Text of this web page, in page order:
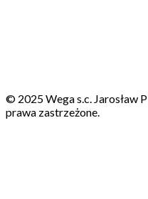
© 2025 Wega s.c. Jarosław
prawa zastrzeżone.